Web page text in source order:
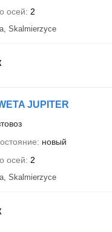
осей
2
Skalmierzyce
JUPITER
новый
осей
2
Skalmierzyce